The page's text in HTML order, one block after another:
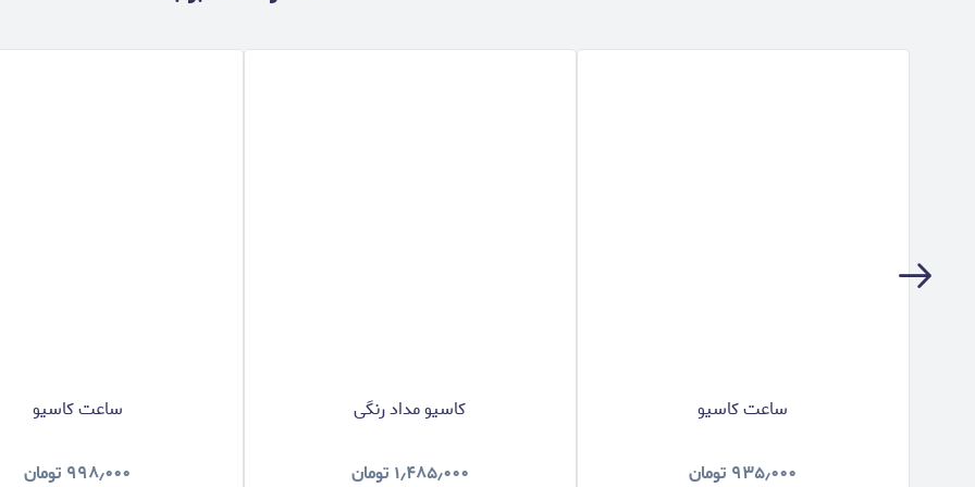
ساعت کاسیو
۹۳۵٫۰۰۰ تومان
کاسیو مداد رنگی
۱٫۴۸۵٫۰۰۰ تومان
ساعت کاسیو
۹۹۸٫۰۰۰ تومان